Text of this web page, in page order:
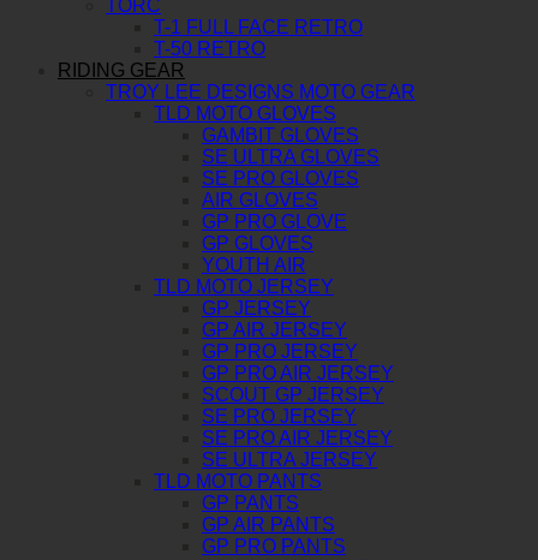
TORC
T-1 FULL FACE RETRO
T-50 RETRO
RIDING GEAR
TROY LEE DESIGNS MOTO GEAR
TLD MOTO GLOVES
GAMBIT GLOVES
SE ULTRA GLOVES
SE PRO GLOVES
AIR GLOVES
GP PRO GLOVE
GP GLOVES
YOUTH AIR
TLD MOTO JERSEY
GP JERSEY
GP AIR JERSEY
GP PRO JERSEY
GP PRO AIR JERSEY
SCOUT GP JERSEY
SE PRO JERSEY
SE PRO AIR JERSEY
SE ULTRA JERSEY
TLD MOTO PANTS
GP PANTS
GP AIR PANTS
GP PRO PANTS